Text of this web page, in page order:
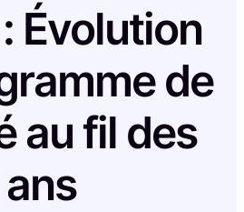
Évolution
de
au fil des
ans